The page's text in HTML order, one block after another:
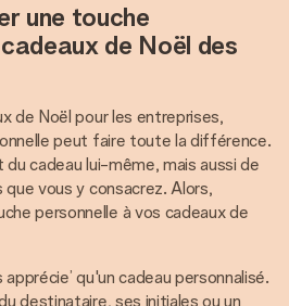
une touche
de Noël des
de Noël pour les entreprises,
peut faire toute la différence.
cadeau lui-même, mais aussi de
vous y consacrez. Alors,
personnelle à vos cadeaux de
qu'un cadeau personnalisé.
destinataire, ses initiales ou un